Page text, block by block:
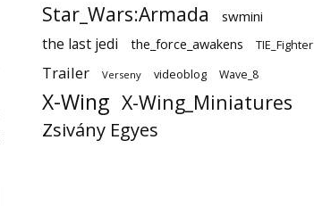
Star_Wars:Armada swmini
the last jedi the_force_awakens TIE_Fighter
Trailer Verseny videoblog Wave_8
X-Wing X-Wing_Miniatures
Zsivány Egyes